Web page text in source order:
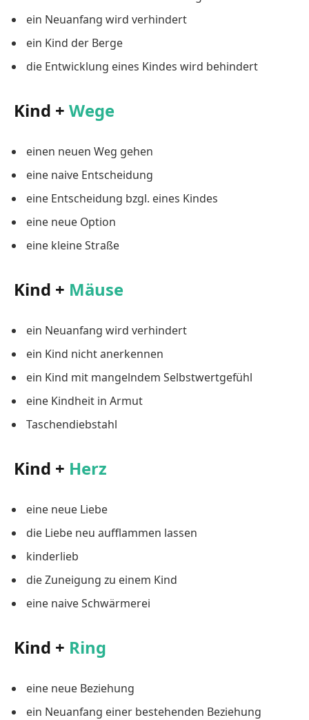
ein Neuanfang wird verhindert
ein Kind der Berge
die Entwicklung eines Kindes wird behindert
Kind + Wege
einen neuen Weg gehen
eine naive Entscheidung
eine Entscheidung bzgl. eines Kindes
eine neue Option
eine kleine Straße
Kind + Mäuse
ein Neuanfang wird verhindert
ein Kind nicht anerkennen
ein Kind mit mangelndem Selbstwertgefühl
eine Kindheit in Armut
Taschendiebstahl
Kind + Herz
eine neue Liebe
die Liebe neu aufflammen lassen
kinderlieb
die Zuneigung zu einem Kind
eine naive Schwärmerei
Kind + Ring
eine neue Beziehung
ein Neuanfang einer bestehenden Beziehung